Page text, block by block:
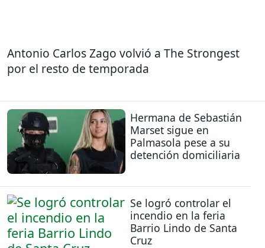
Antonio Carlos Zago volvió a The Strongest
por el resto de temporada
Hermana de Sebastián
Marset sigue en
Palmasola pese a su
detención domiciliaria
Se logró controlar el
incendio en la feria
Barrio Lindo de Santa
Cruz